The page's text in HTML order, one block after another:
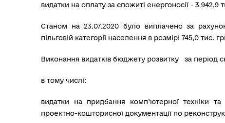
видатки на оплату за спожиті енергоносії - 3 942,9
Станом на 23.07.2020 було виплачено за
пільговій категорії населення в розмірі 745,0 тис.
Виконання видатків бюджету розвитку за період
в тому числі:
видатки на придбання комп’ютерної техніки
проектно-кошторисної документації по